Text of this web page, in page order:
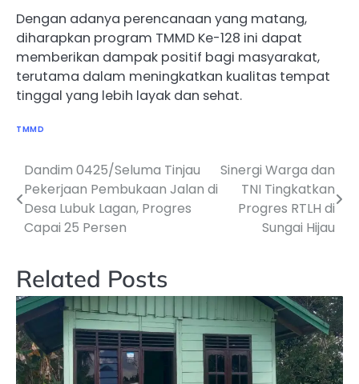
Dengan adanya perencanaan yang matang,
diharapkan program TMMD Ke-128 ini dapat
memberikan dampak positif bagi masyarakat,
terutama dalam meningkatkan kualitas tempat
tinggal yang lebih layak dan sehat.
TMMD
Navigasi
pos
Dandim 0425/Seluma Tinjau
Pekerjaan Pembukaan Jalan di
Desa Lubuk Lagan, Progres
Capai 25 Persen
Sinergi Warga dan
TNI Tingkatkan
Progres RTLH di
Sungai Hijau
Related Posts